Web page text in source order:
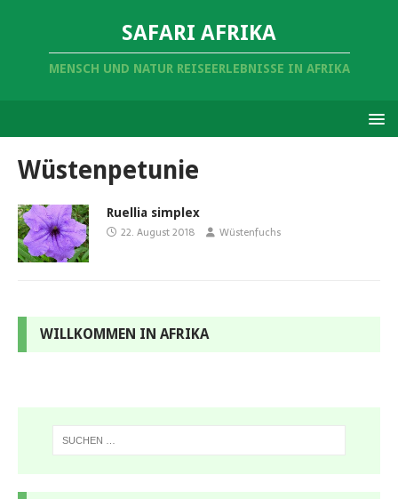
SAFARI AFRIKA
MENSCH UND NATUR REISEERLEBNISSE IN AFRIKA
Wüstenpetunie
Ruellia simplex
22. August 2018 Wüstenfuchs
WILLKOMMEN IN AFRIKA